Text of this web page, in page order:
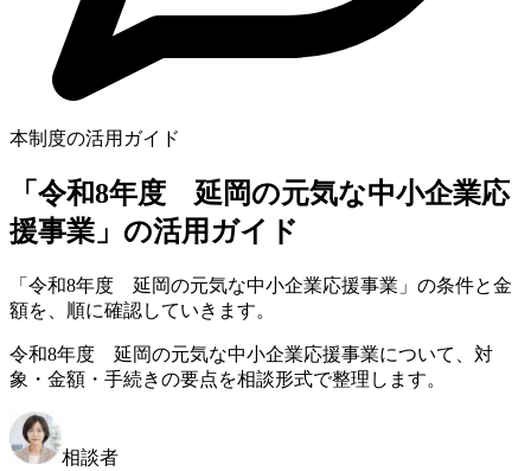
本制度の活用ガイド
「令和8年度 延岡の元気な中小企業応
援事業」の活用ガイド
「令和8年度 延岡の元気な中小企業応援事業」の条件と金
額を、順に確認していきます。
令和8年度 延岡の元気な中小企業応援事業について、対
象・金額・手続きの要点を相談形式で整理します。
相談者